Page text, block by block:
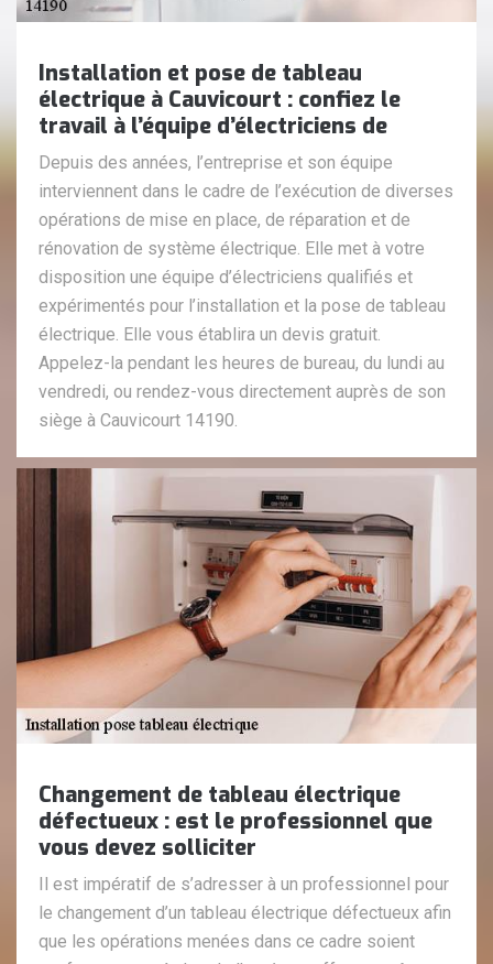
Installation et pose de tableau
électrique à Cauvicourt : confiez le
travail à l’équipe d’électriciens de
Depuis des années, l’entreprise et son équipe
interviennent dans le cadre de l’exécution de diverses
opérations de mise en place, de réparation et de
rénovation de système électrique. Elle met à votre
disposition une équipe d’électriciens qualifiés et
expérimentés pour l’installation et la pose de tableau
électrique. Elle vous établira un devis gratuit.
Appelez-la pendant les heures de bureau, du lundi au
vendredi, ou rendez-vous directement auprès de son
siège à Cauvicourt 14190.
Changement de tableau électrique
défectueux : est le professionnel que
vous devez solliciter
Il est impératif de s’adresser à un professionnel pour
le changement d’un tableau électrique défectueux afin
que les opérations menées dans ce cadre soient